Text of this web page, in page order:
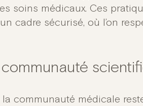
soins médicaux. Ces
cadre sécurisé, où l’on
communauté médicale